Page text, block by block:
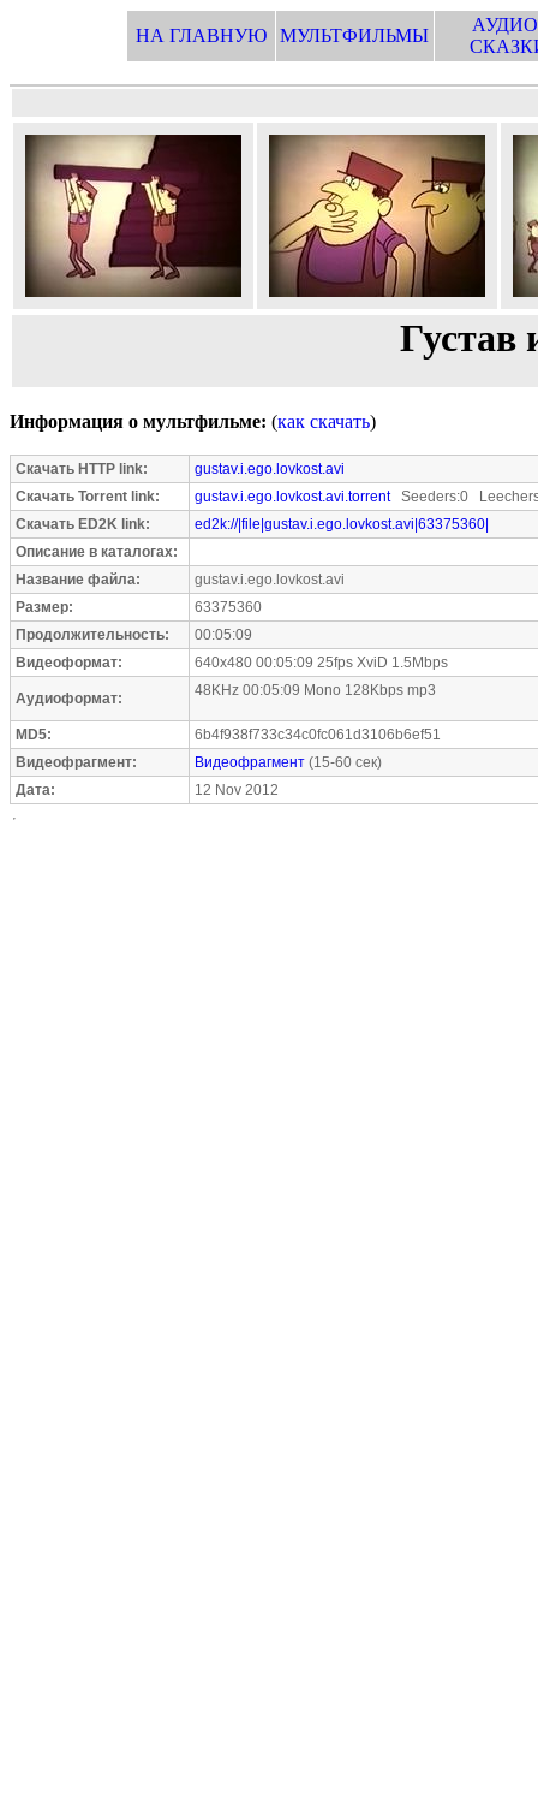
НА ГЛАВНУЮ МУЛЬТФИЛЬМЫ
Густав
Информация о мультфильме: (как скачать)
Скачать HTTP link:
gustav.i.ego.lovkost.avi
Скачать Torrent link:
gustav.i.ego.lovkost.avi.torrentSeeders:0
Скачать ED2K link:
ed2k://|file|gustav.i.ego.lovkost.avi|63375360|
Описание в каталогах:
Название файла:
gustav.i.ego.lovkost.avi
Размер:
63375360
Продолжительность:
00:05:09
Видеоформат:
640x480 00:05:09 25fps XviD 1.5Mbps
Аудиоформат: 48KHz 00:05:09 Mono 128Kbps mp3
MD5:
6b4f938f733c34c0fc061d3106b6ef51
Видеофрагмент:
Видеофрагмент (15-60 сек)
Дата:
12 Nov 2012